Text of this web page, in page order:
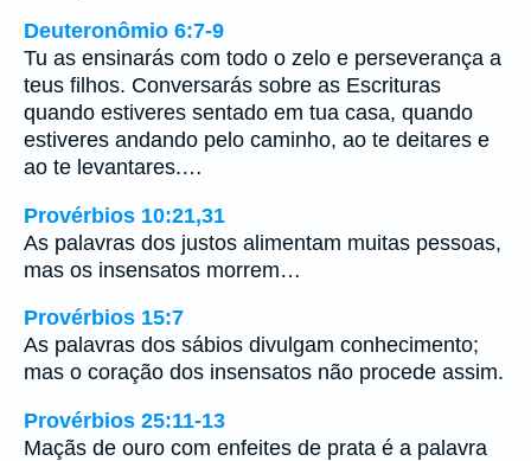
Deuteronômio 6:7-9
Tu as ensinarás com todo o zelo e perseverança a
teus filhos. Conversarás sobre as Escrituras
quando estiveres sentado em tua casa, quando
estiveres andando pelo caminho, ao te deitares e
ao te levantares.…
Provérbios 10:21,31
As palavras dos justos alimentam muitas pessoas,
mas os insensatos morrem…
Provérbios 15:7
As palavras dos sábios divulgam conhecimento;
mas o coração dos insensatos não procede assim.
Provérbios 25:11-13
Maçãs de ouro com enfeites de prata é a palavra